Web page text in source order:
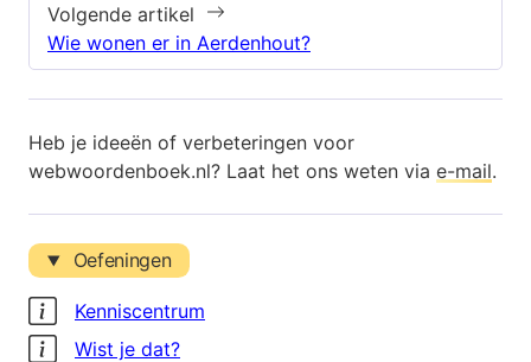
Volgende artikel
Wie wonen er in Aerdenhout?
Heb je ideeën of verbeteringen voor
webwoordenboek.nl? Laat het ons weten via e-mail.
Oefeningen
Kenniscentrum
Wist je dat?